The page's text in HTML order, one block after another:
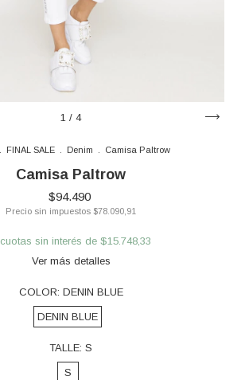
1 / 4
FINAL SALE Denim Camisa Paltrow
Camisa Paltrow
$94.490
Precio sin impuestos $78.090,91
cuotas sin interés de $15.748,33
Ver más detalles
COLOR: DENIN BLUE
DENIN BLUE
TALLE: S
S